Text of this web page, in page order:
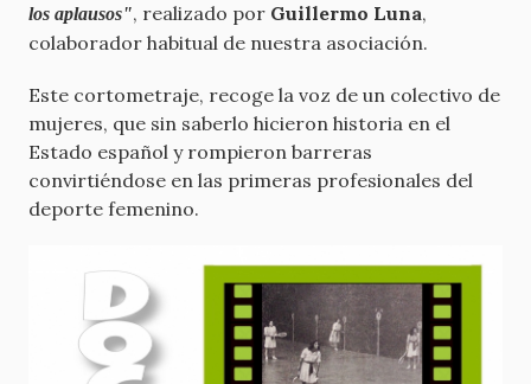
los aplausos", realizado por Guillermo Luna,
colaborador habitual de nuestra asociación.
Este cortometraje, recoge la voz de un colectivo de
mujeres, que sin saberlo hicieron historia en el
Estado español y rompieron barreras
convirtiéndose en las primeras profesionales del
deporte femenino.